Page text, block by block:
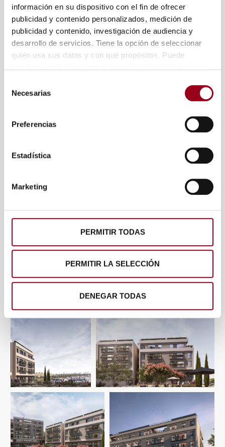
información en su dispositivo con el fin de ofrecer
publicidad y contenido personalizados, medición de
publicidad y contenido, investigación de audiencia y
desarrollo de servicios. Tiene la opción de seleccionar
quién usa sus datos y con qué propósitos. Puede
el Menú de consentimiento.
Recopilar información sobre su ubicación
metros
Identificar su dispositivo analizándolo activamente
para buscar características específicas (huellas
digitales)
datos personales y establezca sus preferencias en la
. Puede cambiar o retirar su
de cookies.
Las cookies de este sitio web se usan para personalizar
sociales y analizar el tráfico. Además, compartimos
información sobre el uso que haga del sitio web con
nuestros partners de redes sociales, publicidad y análisis
web, quienes pueden combinarla con otra información
que les haya proporcionado o que hayan recopilado a
partir del uso que haya hecho de sus servicios.
Necesarias
Preferencias
Estadística
Marketing
PERMITIR TODAS
PERMITIR LA SELECCIÓN
DENEGAR TODAS